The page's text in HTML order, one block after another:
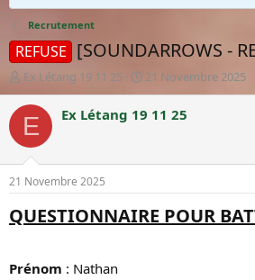
Recrutement
REFUSE [SOUNDARROWS -
A
u
t
e
u
r
d
u
s
u
e
Ex Létang 19 11 25
D
a
t
e
é
b
u
21 Novembre 2025
E Ex Létang 19 11 25
21 Novembre 2025
QUESTIONNAIRE POUR
Prénom : Nathan